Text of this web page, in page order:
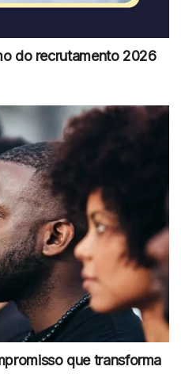
do recrutamento 2026
que transforma